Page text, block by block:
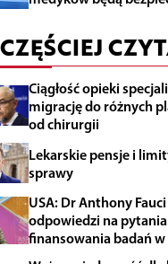
Ciągłość opieki
migrację do różnych
od chirurgii
Lekarskie pensje i
sprawy
USA: Dr Anthony
odpowiedzi na
finansowania badań w